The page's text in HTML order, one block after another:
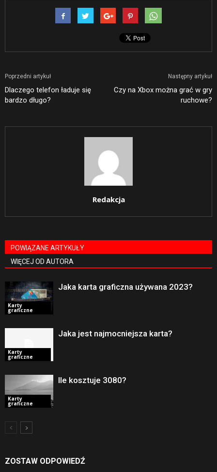
Poprzedni artykuł
Dlaczego telefon ładuje się
bardzo długo?
Następny artykuł
Czy na Xbox można grać w gry
ruchowe?
Redakcja
POWIĄZANE ARTYKUŁY
WIĘCEJ OD AUTORA
Karty
graficzne
Jaka karta graficzna używana 2023?
Karty
graficzne
Jaka jest najmocniejsza karta?
Karty
graficzne
Ile kosztuje 3080?
ZOSTAW ODPOWIEDŹ